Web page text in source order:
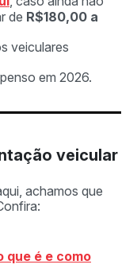
de R$180,00 a
veiculares
em 2026.
veicular
achamos que
que é e como